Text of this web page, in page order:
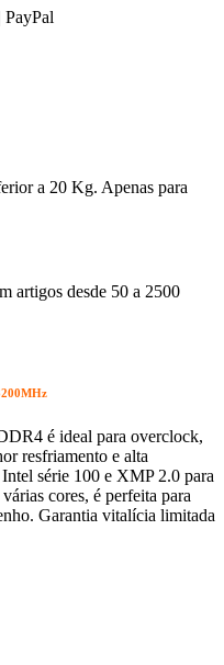
a 20 Kg. Apenas para
artigos desde 50 a 2500
é ideal para overclock,
resfriamento e alta
série 100 e XMP 2.0 para
cores, é perfeita para
Garantia vitalícia limitada